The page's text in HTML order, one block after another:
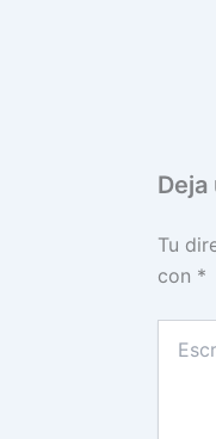
Tu
con *
aquí...